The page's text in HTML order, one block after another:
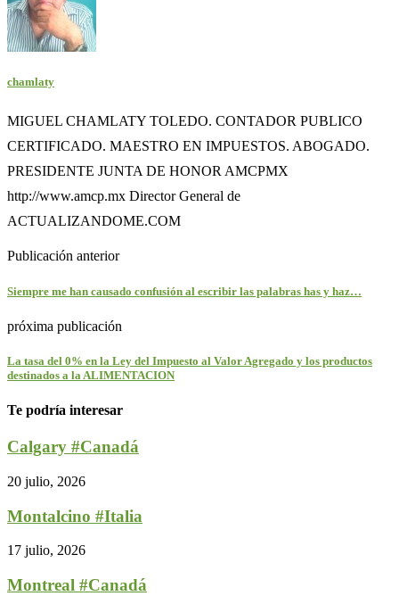
chamlaty
MIGUEL CHAMLATY TOLEDO. CONTADOR PUBLICO
CERTIFICADO. MAESTRO EN IMPUESTOS. ABOGADO.
PRESIDENTE JUNTA DE HONOR AMCPMX
http://www.amcp.mx Director General de
ACTUALIZANDOME.COM
Publicación anterior
Siempre me han causado confusión al escribir las palabras has y haz…
próxima publicación
La tasa del 0% en la Ley del Impuesto al Valor Agregado y los productos
destinados a la ALIMENTACION
Te podría interesar
Calgary #Canadá
20 julio, 2026
Montalcino #Italia
17 julio, 2026
Montreal #Canadá